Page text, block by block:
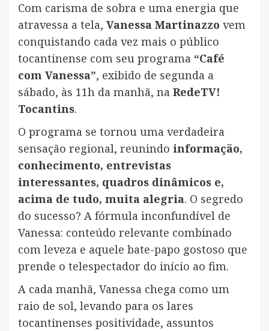
Com carisma de sobra e uma energia que
atravessa a tela, Vanessa Martinazzo vem
conquistando cada vez mais o público
tocantinense com seu programa “Café
com Vanessa”, exibido de segunda a
sábado, às 11h da manhã, na RedeTV!
Tocantins.
O programa se tornou uma verdadeira
sensação regional, reunindo informação,
conhecimento, entrevistas
interessantes, quadros dinâmicos e,
acima de tudo, muita alegria. O segredo
do sucesso? A fórmula inconfundível de
Vanessa: conteúdo relevante combinado
com leveza e aquele bate-papo gostoso que
prende o telespectador do início ao fim.
A cada manhã, Vanessa chega como um
raio de sol, levando para os lares
tocantinenses positividade, assuntos